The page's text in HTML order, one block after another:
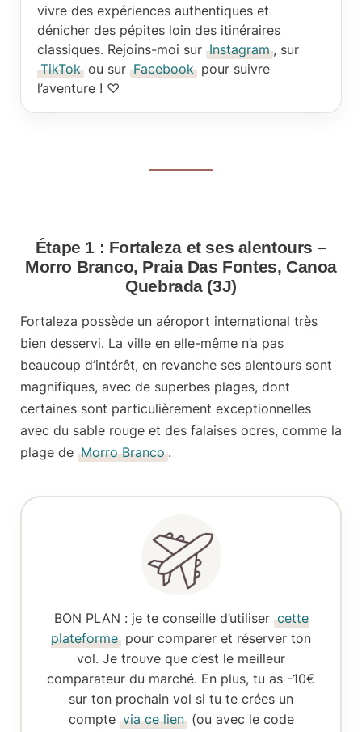
vivre des expériences authentiques et
dénicher des pépites loin des itinéraires
classiques. Rejoins-moi sur Instagram , sur
TikTok ou sur Facebook pour suivre
l’aventure ! ♡
Étape 1 : Fortaleza et ses alentours –
Morro Branco, Praia Das Fontes, Canoa
Quebrada (3J)
Fortaleza possède un aéroport international très
bien desservi. La ville en elle-même n’a pas
beaucoup d’intérêt, en revanche ses alentours sont
magnifiques, avec de superbes plages, dont
certaines sont particulièrement exceptionnelles
avec du sable rouge et des falaises ocres, comme la
plage de Morro Branco .
BON PLAN : je te conseille d’utiliser cette
plateforme pour comparer et réserver ton
vol. Je trouve que c’est le meilleur
comparateur du marché. En plus, tu as -10€
sur ton prochain vol si tu te crées un
compte via ce lien (ou avec le code